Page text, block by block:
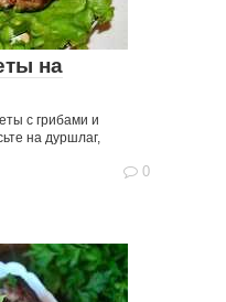
на
с грибами и
на дуршлаг,
0